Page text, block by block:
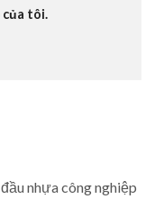
của tôi.
nhựa công nghiệp